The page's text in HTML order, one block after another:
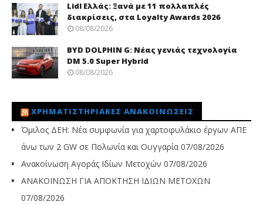
Lidl Ελλάς: Ξανά με 11 πολλαπλές
διακρίσεις, στα Loyalty Awards 2026
08/08/2026
BYD DOLPHIN G: Νέας γενιάς τεχνολογία
DM 5.0 Super Hybrid
08/08/2026
ΧΡΗΜΑΤΙΣΤΗΡΙΑΚΈΣ ΑΝΑΚΟΙΝΏΣΕΙΣ
Όμιλος ΔΕΗ: Νέα συμφωνία για χαρτοφυλάκιο έργων ΑΠΕ
άνω των 2 GW σε Πολωνία και Ουγγαρία 07/08/2026
Ανακοίνωση Αγοράς Ιδίων Μετοχών 07/08/2026
ΑΝΑΚΟΙΝΩΣΗ ΓΙΑ ΑΠΟΚΤΗΣΗ ΙΔΙΩΝ ΜΕΤΟΧΩΝ
07/08/2026